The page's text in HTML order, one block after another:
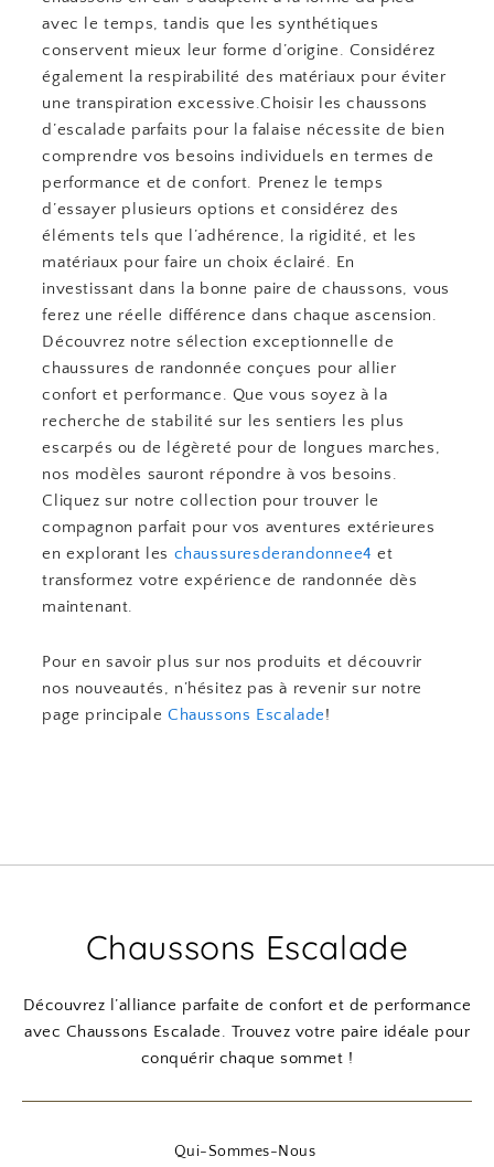
avec le temps, tandis que les synthétiques
conservent mieux leur forme d’origine. Considérez
également la respirabilité des matériaux pour éviter
une transpiration excessive.Choisir les chaussons
d’escalade parfaits pour la falaise nécessite de bien
comprendre vos besoins individuels en termes de
performance et de confort. Prenez le temps
d’essayer plusieurs options et considérez des
éléments tels que l’adhérence, la rigidité, et les
matériaux pour faire un choix éclairé. En
investissant dans la bonne paire de chaussons, vous
ferez une réelle différence dans chaque ascension.
Découvrez notre sélection exceptionnelle de
chaussures de randonnée conçues pour allier
confort et performance. Que vous soyez à la
recherche de stabilité sur les sentiers les plus
escarpés ou de légèreté pour de longues marches,
nos modèles sauront répondre à vos besoins.
Cliquez sur notre collection pour trouver le
compagnon parfait pour vos aventures extérieures
en explorant les chaussuresderandonnee4 et
transformez votre expérience de randonnée dès
maintenant.
Pour en savoir plus sur nos produits et découvrir
nos nouveautés, n’hésitez pas à revenir sur notre
page principaleChaussons Escalade!
Chaussons Escalade
Découvrez l’alliance parfaite de confort et de performance
avec Chaussons Escalade. Trouvez votre paire idéale pour
conquérir chaque sommet !
Qui-Sommes-Nous